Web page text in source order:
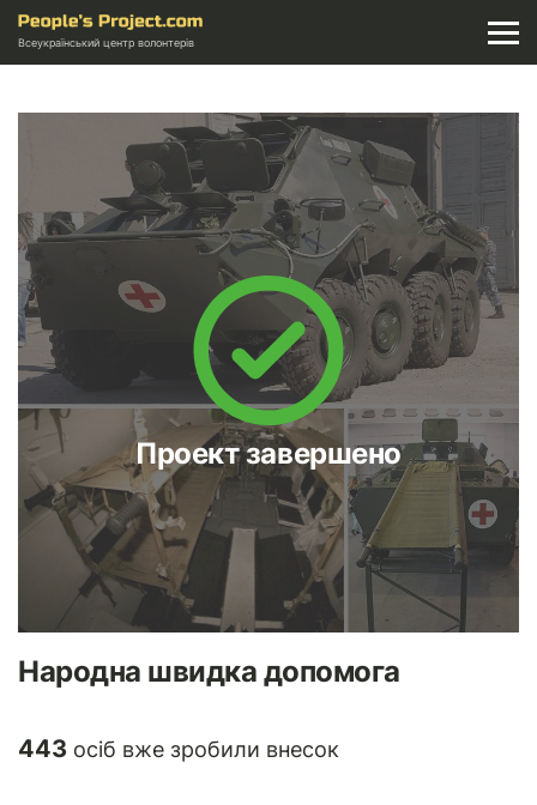
Всеукраїнський центр волонтерів
Проект завершено
Народна швидка допомога
443 осіб вже зробили внесок